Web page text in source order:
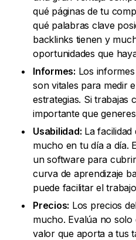
qué páginas de tu
qué palabras clave
backlinks tienen y
oportunidades que
Informes: Los
son vitales para medir
estrategias. Si trabajas
importante que
Usabilidad: La
mucho en tu día a día.
un software para
curva de aprendizaje
puede facilitar el
Precios: Los precios
mucho. Evalúa no
valor que aporta a tus